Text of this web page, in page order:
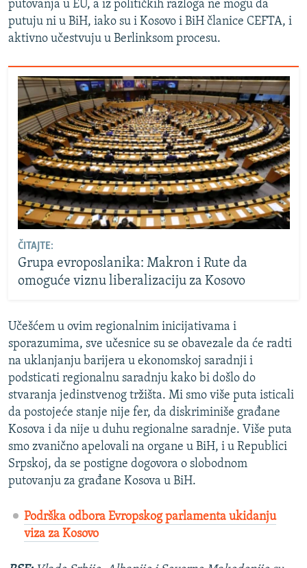
putovanja u EU, a iz političkih razloga ne mogu da
putuju ni u BiH, iako su i Kosovo i BiH članice CEFTA, i
aktivno učestvuju u Berlinksom procesu.
ČITAJTE:
Grupa evroposlanika: Makron i Rute da
omoguće viznu liberalizaciju za Kosovo
Učešćem u ovim regionalnim inicijativama i
sporazumima, sve učesnice su se obavezale da će radti
na uklanjanju barijera u ekonomskoj saradnji i
podsticati regionalnu saradnju kako bi došlo do
stvaranja jedinstvenog tržišta. Mi smo više puta isticali
da postojeće stanje nije fer, da diskriminiše građane
Kosova i da nije u duhu regionalne saradnje. Više puta
smo zvanično apelovali na organe u BiH, i u Republici
Srpskoj, da se postigne dogovora o slobodnom
putovanju za građane Kosova u BiH.
Podrška odbora Evropskog parlamenta ukidanju
viza za Kosovo